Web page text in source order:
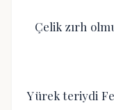
Çelik zırh
Yürek teriydi